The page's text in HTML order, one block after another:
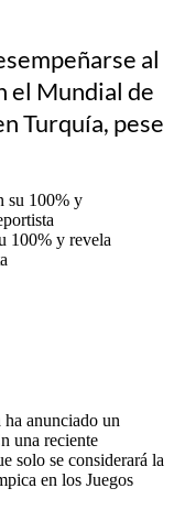
al
el Mundial de
Turquía, pese
100% y revela
anunciado un
una reciente
solo se considerará la
en los Juegos